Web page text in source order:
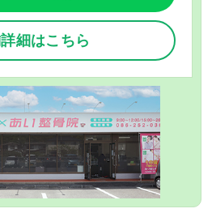
細はこちら